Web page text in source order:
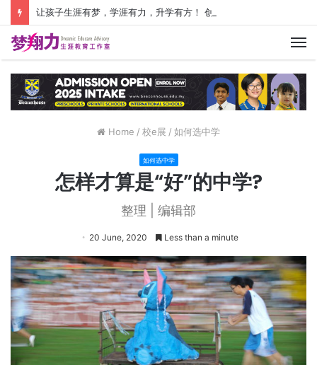
Home / 校e展 / 如何选中学
如何选中学
怎样才算是“好”的中学?
整理 | 编辑部
20 June, 2020 Less than a minute